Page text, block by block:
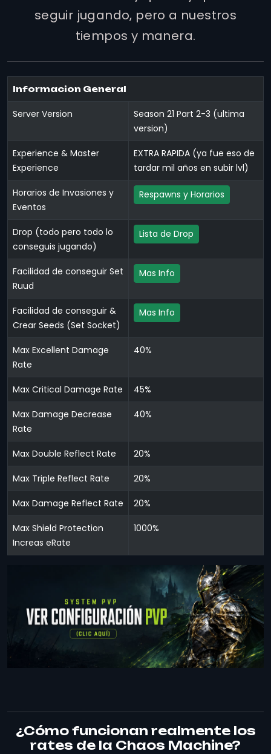
seguir jugando, pero a nuestros
tiempos y manera.
Informacion General
Server Version
Season 21 Part 2-3 (ultima
version)
Experience & Master
Experience
EXTRA RAPIDA (ya fue eso de
tardar mil años en subir lvl)
Horarios de Invasiones y
Eventos
Respawns y Horarios
Drop (todo pero todo lo
conseguis jugando)
Lista de Drop
Facilidad de conseguir Set
Ruud
Mas Info
Facilidad de conseguir &
Crear Seeds (Set Socket)
Mas Info
Max Excellent Damage
Rate
40%
Max Critical Damage Rate 45%
Max Damage Decrease
Rate
40%
Max Double Reflect Rate 20%
Max Triple Reflect Rate 20%
Max Damage Reflect Rate 20%
Max Shield Protection
Increas eRate
1000%
¿Cómo funcionan realmente los
rates de la Chaos Machine?